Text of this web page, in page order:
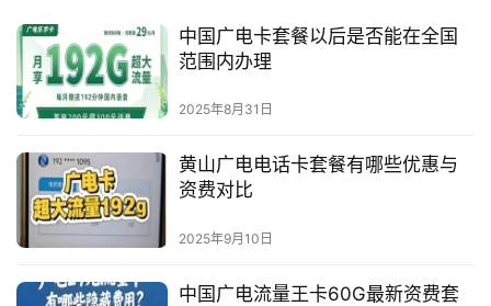
中国广电卡套餐以后是否能在全国
范围内办理
2025年8月31日
黄山广电电话卡套餐有哪些优惠与
资费对比
2025年9月10日
中国广电流量王卡60G最新资费套